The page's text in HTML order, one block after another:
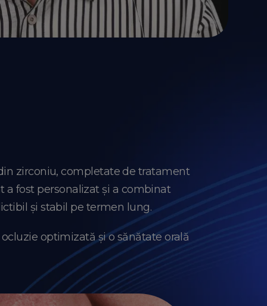
zirconiu, completate de tratament
a fost personalizat și a combinat
și stabil pe termen lung.
optimizată și o sănătate orală